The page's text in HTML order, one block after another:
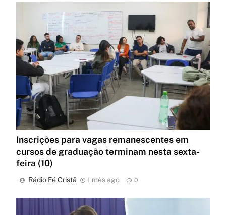
Inscrições para vagas remanescentes em
cursos de graduação terminam nesta sexta-
feira (10)
Rádio Fé Cristã 1 mês ago 0